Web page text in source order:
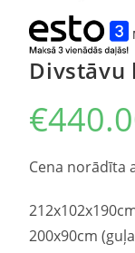
Divstāvu
€
Cena norādīta
200x90cm